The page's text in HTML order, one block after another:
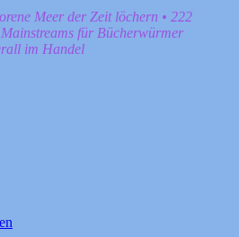
Meer der Zeit löchern • 222
Mainstreams für Bücherwürmer
im Handel